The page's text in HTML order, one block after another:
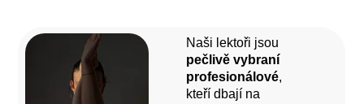
Naši lektoři jsou
pečlivě vybraní
profesionálové,
kteří dbají na